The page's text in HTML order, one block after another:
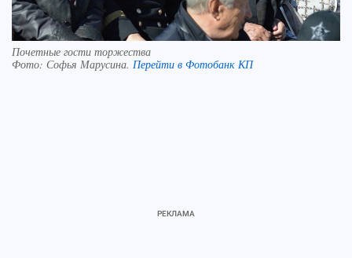
Почетные гости торжества
Фото: Софья Марусина. Перейти в Фотобанк КП